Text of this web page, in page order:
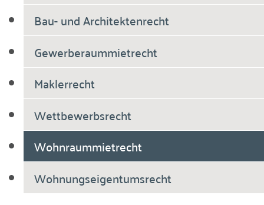
Bau- und Architektenrecht
Gewerberaummietrecht
Maklerrecht
Wettbewerbsrecht
Wohnraummietrecht
Wohnungseigentumsrecht